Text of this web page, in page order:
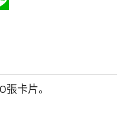
卡片。